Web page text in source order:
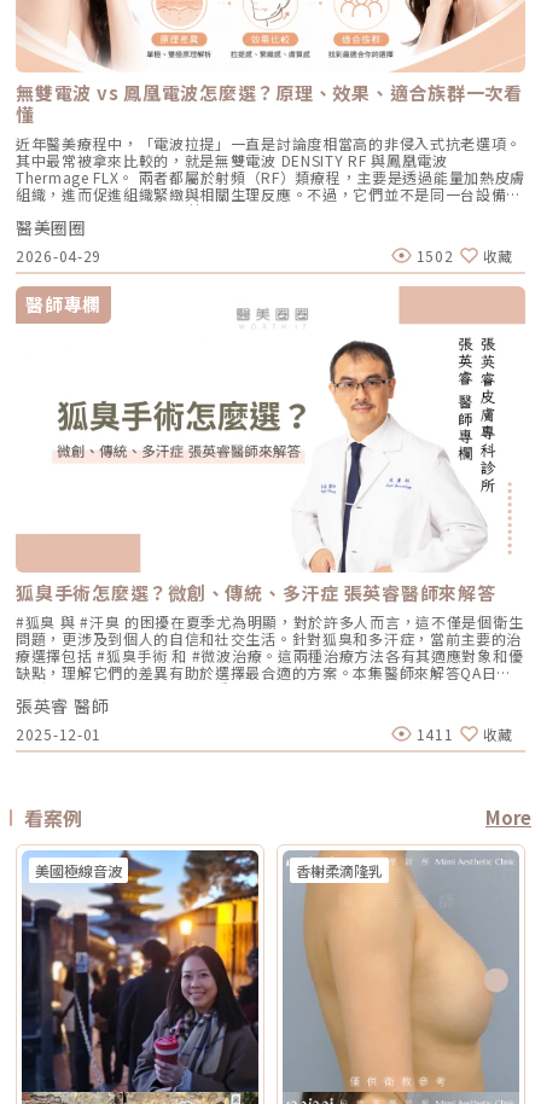
難：任憑痘痘反覆肆虐，或是無奈忍受口服藥物的強烈副作用。隨著 2026
年新一代抗痘武器AviClear 戰痘雷射（1726nm）問世，無疑為醫學美容界
與深受痘痘困擾的患者，提供了一個全新、安全且具備極長效性的無藥物解
答。它成功將抗痘戰場，從伴隨負擔的全身性藥物代謝，精準轉移至局部的
皮脂腺控制，從源頭阻斷致痘環境。如果你也厭倦了反覆擦藥、吃藥的無盡
輪迴，渴望重新擁有一張清爽、穩定、不易泛油光的健康臉龐，建議尋求專
業醫師進行完整的膚況評估。透過精準的雷射療程規劃，為自己預約一個遠
離痘疤與油光的全新未來！
為敏感、希望降低反黑風險的族群（實際仍需由醫師評估）。效果與特色：
因為沒有雷射或電波的「熱傷害」，所以術後照顧相對簡單，反黑機率極
低。做完後通常會有 1~3 天的微泛紅，能溫和改善膚質與毛孔細緻度的新
興療程。醫美療程怎麼選？重點大評比為了讓你更清楚怎麼挑選，我們整理
了五大主力療程的比較表：療程後的關鍵：醫美術後保養黃金法則許多人投
入療程本身，卻忽略術後照護的重要性，可能影響修復效果，甚至增加色素
沉澱風險。掌握以下三大原則，有助於穩定膚況並延續療程效果：1. 加強保
濕修護雷射或電波療程後，肌膚屏障暫時較為脆弱，容易出現乾燥與水分流
失。建議選擇成分單純、無香精與酒精的保濕與修護產品（如玻尿酸、神經
醯胺），協助維持肌膚修復所需的穩定環境。2. 落實防曬措施術後肌膚對紫
外線較為敏感，建議使用足夠防曬係數（如 SPF30–50 以上），並搭配帽
子、陽傘等物理性防曬，以降低色素沉澱的風險。3. 避免刺激性保養於恢復
期間內，應暫停使用酸類（如果酸、水楊酸）、A醇、去角質及高刺激性美
白產品。實際恢復時間會依療程種類與個人膚況不同，建議依照醫師指示逐
步恢復日常保養。毛孔粗大常見問題Q&A Q1：做完醫美，毛孔就可以「完
全消失」嗎？ 這是不切實際的期望喔！毛孔是皮膚正常的生理結構，不可
能完全消失不見。醫美療程的目標是讓變大、變形毛孔「縮小、變淺」，讓
肌膚在視覺上達到平滑、細緻的效果，也就是俗稱的「水煮蛋肌」狀態。
Q2：打雷射縮毛孔，皮膚會不會越打越薄？ 正確的雷射治療不但不會讓皮
膚變薄，反而會因為刺激真皮層膠原蛋白新生，讓肌膚變得更厚實、更有彈
性！但前提是「間隔時間要充足」且「能量掌控得當」，過度頻繁的施打才
有可能破壞皮膚屏障。Q3：改善毛孔粗大，通常需要打幾次才有效？ 醫美
不是變魔術，通常需要一個「療程」的規劃。以皮秒雷射或微針電波為例，
通常會建議進行 3~5 次（每次間隔約 4~6 週）為一個完整療程。不過，多
數人在第 2 次治療後，就會感覺到上妝變得服貼、出油量減少的明顯變化
了。Q4：我是容易泛紅的敏感肌或酒糟肌，也能做醫美縮毛孔嗎？需經醫
師審慎評估。敏感肌或酒糟肌因皮膚屏障較脆弱，若在發炎尚未穩定的情況
下進行高能量雷射，可能增加泛紅加劇或刺激反應的風險。因此治療重點通
常會先放在「穩定膚況與降低發炎反應」，並依個別狀況調整可能的誘發因
素。待肌膚穩定後，再由醫師評估選擇較溫和的療程，例如微針類療程或能
量可精準控制的微針電波，以循序漸進方式改善毛孔粗大與膚質細緻度。
Q5：我平常有在擦酸類或A醇縮毛孔，做醫美前後需要停用嗎？建議暫停使
用，但實際時間需依療程種類與個人膚況調整。酸類（如果酸、水楊酸）與
A醇會促進角質代謝，可能在療程前後增加肌膚敏感度，使刺激反應（如泛
紅、乾燥）加劇，並提高色素沉澱的風險。一般常見建議為：療程前約3–7
天暫停使用，術後約1–2週再視肌膚修復狀況逐步恢復。但實際仍應依醫師
評估為準。在停用期間，建議以溫和清潔、加強保濕與修護（如玻尿酸、神
經醯胺等），並落實防曬措施，協助肌膚穩定修復。擺脫毛孔焦慮，找回平
滑自信肌對抗毛孔粗大是一場長期抗戰，它需要你改變不良的生活習慣、建
立正確的居家保養觀念，並適時借助醫美科技的強大力量來突破瓶頸。現在
的醫美技術已經能為各種膚況提供客製化的解決方案，如果不確定自己到底
是屬於哪一種毛孔類型，或者不知道該從哪一個療程下手，建議直接安排時
間到專業的醫美診所進行諮詢。透過醫師的專業評估，甚至搭配高階的肌膚
檢測儀器，才能為你規劃出最精準、最不走冤枉路的縮毛孔計畫！★溫馨提
也降低出現過度刺激或色素反應的可能性。透過這三項核心技術的搭配，
Reepot 不只是單純「把斑點打掉」，而是以更安全、更穩定的方式改善色
素問題，也更符合現代人對於恢復期短、風險低的期待。Reepot 為何能將
斑點一撕即除？人工皮代謝讓改善更有感為什麼 Reepot 能做到治療後「撕
除人工皮時同步帶走斑點」？這與它的能量作用與術後設計密切相關。
Reepot 透過 532 nm 能量搭配冷剝離技術，使表層黑色素逐漸被帶向角質
層；治療後覆蓋的人工皮則提供穩定、封閉式的修復環境，讓色素在代謝期
間被更完整地固定在表皮。當人工皮在回診時由專業人員取下，老化角質連
同部分色素會一併脫落，因此能呈現出「一撕即除」的改善效果。以冷卻保
護與機械式震動相結合的方式，讓斑點代謝更有感，也讓治療成果更直觀。
誰適合做 Reepot？讓你一眼就能找到自己的定位Reepot 特別適合以下肌
膚需求： 曬斑、雀斑、老人斑、顴骨母斑 膚色暗沉不均，看起來不夠乾淨
做過除斑，但怕反黑、怕紅腫 希望治療後恢復期短、隔天能上班 膚質偏薄
或偏敏感，不敢嘗試侵略性太高的治療Reepot AI時光雷射的效果：一次能
改善什麼？以下為臨床上常見改善情況（效果因個人皮膚而異）： 斑點淡
化明顯 膚色提亮、均勻度提升 老人斑變淡、邊界變柔和 妝感變乾淨，妝更
貼更亮 肌膚質地有細緻感Reepot 術後恢復期與照護指南Reepot 最大優勢
之一就是修復期短。常見反應淡淡泛紅：1–3 天斑點結痂／色素加深：3–7
天代謝期：1–2 週術前事項1. 治療部位若有傷口、感染或過敏發炎需等肌膚
恢復後再施作。2. 有心律調節器、光敏感或慢性疾病者需由醫師評估安全
性。3. 孕婦、哺乳者與近期使用光敏藥物者不建議進行光電療程。4. 三個
月內做過深層換膚或磨皮者需與醫師確認治療時機。5. 術前請避免日曬並停
止酸類、去角質與刺激性保養品。這些都有助於減少反黑。術後照護1. 人工
皮需連續貼著約 14 天且不可自行撕除。2. 若人工皮翹起或濕潤可加貼更大
片人工皮加強固定。3. 術後兩週內避免三溫暖、蒸氣、劇烈流汗與飲酒。4.
請按時回診由專業人員移除人工皮並檢查膚況。5. 如出現紅腫、刺癢或滲出
應立即聯絡診所處理。6. 色素代謝期間避免使用磨砂、卸妝棉與去角質產
品。7. 修復期需加強保濕並確實做好防曬。Reepot 的優勢到底在哪？與傳
準 舒適度 熱感明顯，需敷麻 即時冷卻系統，可不需敷麻 反黑風險 較高 較
理多種斑點 療程次數 修復期 可能需多次，修復期較長 單次有感改善、修復
期更短 適合性 適合多數色斑但風險略高 適合希望快速、低風險改善的族群
Reepot AI時光雷射禁忌症以下情況在接受 Reepot 治療時需特別注意，需
由醫療人員審慎評估：1. 具有光敏感體質或正在使用感光藥物者若皮膚對光
線反應特別強烈，或正在使用會增加光敏性的藥物，治療後發生刺激或色素
反應的風險較高。2. 三個月內曾使用口服 A 酸A 酸會影響皮膚角質更新與
修復速度，使治療後的反應加劇，因此仿單建議需完全停藥至少三個月。3.
最近三到六個月內接受過填補注射包括玻尿酸、洢蓮絲、舒顏萃等填充劑，
為避免能量影響填充物穩定性，需由醫療人員評估治療時機。4. 三個月內接
受過磨皮或其他侵入性治療若表皮尚未完全恢復，過早進行雷射可能造成過
度刺激或延長恢復期。5. 懷孕與哺乳期間仿單中明確列為需避免的狀況，主
要基於安全性與荷爾蒙變動的不確定性雖然非侵入性，但仍建議暫緩治療。
八歲者不建議未成年人接受此類治療，除非有醫療必要且經監護人與專業醫
雷射有什麼最大差別？Reepot 的能量作用以機械式震動為主，而非傳統以
熱破壞色素為核心的方式，因此對周邊組織較為溫和，修復期相對短。搭配
AI 智慧影像分析與低溫保護，可讓能量更集中在斑點本身，減少熱擴散造成
的紅腫或反黑風險。對於需要更加精準、可控的淺層色素改善者，是較新的
治療選擇。Q2：一次療程能看到效果嗎？需要做幾次比較理想？淺層曬
斑、雀斑在單次治療後多半能看到初步變化；但深層或混合型色素通常需要
多次治療，效果會以「循序淡化」的方式呈現。實際次數與間隔仍須依個人
膚況並由醫師評估調整。Q3：Reepot 是否有反黑風險？術後該注意什麼？
任何除斑型雷射都可能有反黑風險，但 Reepot 因熱傷害較低、加上冷卻系
統保護，發生率較低。術後的關鍵在於防曬和保濕，尤其治療後一週避免曝
曬、蒸氣、刺激性保養品。若依照術後指示照護，能大幅降低色素反應的機
會。Q4：敏感肌或薄皮膚適合做 Reepot 嗎？Reepot 的能量模式相對溫
和，加上冷卻保護，對敏感肌而言較為友善。但敏感肌的特性是屏障本身不
穩定，因此治療前仍需要專業檢視膚況，若正處於發炎、乾裂或紅敏期，建
議先穩定皮膚後再安排療程。Q5：做 Reepot 之後多久可以搭配其他醫美
稱包含 HIFU、MFU 或 MFU-V。它的特色是可以把能量聚焦到皮膚深層，形
成一個個熱凝結點，刺激組織收縮與膠原蛋白新生。部分音波療程可透過不
同深度探頭，將能量作用到接近深層支撐結構的位置，例如常被討論的
SMAS 筋膜層。SMAS 是臉部支撐結構的一部分，傳統拉皮手術也會處理這
個層次。音波的概念，就是透過非侵入式方式，把能量送到較深層的支撐結
構，幫助輪廓往上拉。所以音波常見的效果感受包括：下顎線變清楚、嘴邊
肉改善、臉部線條變順、雙下巴或下半臉鬆垂感變少。如果你的困擾不是細
紋，而是「臉往下掉」、「輪廓線越來越模糊」、「拍照時下半臉變重」，
音波通常會比電波更貼近你的需求。不過音波也不是越深越好、越痛越有
效。不同部位需要不同探頭、不同深度與不同發數，醫師必須依照臉型、脂
肪厚度、骨架與皮膚狀況去規劃。打錯層次、能量過高或發數不合適，都可
能影響效果與安全性。電波、音波、傳統拉皮手術差異表 項目 電波拉提 音
波拉提 傳統拉皮手術 療程原理 使用RF射頻能量，透過熱能刺激膠原蛋白收
縮與新生 使用聚焦式超音波能量，將熱能聚焦到特定深度，刺激組織收縮
與膠原蛋白新生 透過外科手術方式，移除多餘皮膚，並重新拉提、固定鬆
弛組織 作用方向 偏向皮膚緊緻、細紋、膚質與鬆弛感改善 偏向深層支撐、
輪廓拉提、下顎線與嘴邊肉改善 偏向明顯鬆弛、下垂組織與多餘皮膚的結
構性改善 常見作用層次 真皮層、皮下組織，依儀器與能量設定不同 真皮
層、皮下組織、筋膜層等不同深度，依探頭與機型不同 皮膚、皮下組織、
肉、下顎線模糊、臉部下垂感 改善明顯鬆弛、下垂與多餘皮膚，拉提幅度
通常較明顯 適合對象 皮膚開始鬆、細紋變多、毛孔或膚質變粗、想讓臉看
起來更緊緻的人 輪廓開始下垂、嘴邊肉明顯、下顎線不清楚、下半臉變重
型、能量與個人耐受度，可能不需麻醉或搭配舒緩方式 通常需要局部麻
上，依手術範圍與複雜度不同 修復期 多數人修復期短，可能有暫時泛紅、
長，可能有腫脹、瘀青、傷口照護與拆線需求 效果出現時間 部分人術後先
有緊實感，完整效果通常隨膠原蛋白新生逐漸出現 部分人術後有緊繃感，
拉提效果通常會在數週至數月逐漸明顯 術後消腫後逐漸看出效果，完整自
然度需等待恢復期 維持時間 約1年至1年半以上，依個人體質、老化速度與
保養而定 約1年至1年半以上，依個人體質、發數、能量與保養而定 通常可
維持數年，但仍會隨年齡與老化速度改變 優點 非侵入式、修復期短、膚質
與緊緻感改善自然 非侵入式、修復期短、對輪廓線與深層支撐較有針對性
膚，改善幅度有限 對膚質、毛孔、細紋的改善不一定比電波明顯 需開刀、
有傷口與恢復期，風險與費用通常較高 電波音波哪個好？不要只問哪個
強，要問哪個適合你很多人會問：「電波跟音波哪個效果比較好？」但這個
問題其實很容易問錯方向。因為電波和音波不是同一種東西，它們就像健身
可以優先評估音波。 如果同時有鬆和垂：可以和醫師討論電音波搭配。這
也是為什麼現在很多醫師會用「複合式療程」來做規劃。不是每個人都只需
要一種療程，而是要看老化主要發生在哪一層，再決定適合電波、音波，還
是兩者搭配。電波音波可以一起打嗎？可以，但不是每個人都一定需要。電
波和音波作用原理不同，所以在醫師評估下，兩者確實可以搭配。常見做法
是用音波處理深層輪廓拉提，再用電波改善皮膚緊緻與膚質鬆弛，讓效果更
全面。不過，電音波不是「全部打越多越好」。發數、能量、施作順序、間
隔時間，都需要依照個人臉部條件設計。如果臉部脂肪偏少、皮膚偏薄、曾
做過其他療程，或是近期剛打過針劑，更要讓醫師完整評估，避免過度治
療。做電波音波前，要注意哪些事？第一，先判斷自己是哪一種老化問題在
選電波或音波前，先不要急著問「哪個比較好」，而是要先看自己的老化問
題屬於哪一種。臉部老化常見可分成四大類：組織鬆弛下垂、結構性凹陷、
皺紋形成、膚質老化。電波和音波主要處理的是「鬆弛與下垂」這一類問
題。電波偏向改善皮膚鬆弛、細紋與緊緻度；音波偏向改善輪廓下垂、嘴邊
肉與下顎線模糊。但如果是太陽穴凹陷、淚溝、臉頰凹陷這類結構性凹陷，
或是斑點、色素沉澱這類膚質問題，單靠電波或音波不一定能解決，需要搭
配其他療程評估。第二，不要只看價格，更要看療程規劃是否合理電波音波
的價格會受到儀器種類、探頭、發數、施作部位、能量設定與診所規劃影
無雙電波 vs 鳳凰電波怎麼選？原理、效果、適合族群一次看
懂
近年醫美療程中，「電波拉提」一直是討論度相當高的非侵入式抗老選項。
其中最常被拿來比較的，就是無雙電波 DENSITY RF 與鳳凰電波
Thermage FLX。 兩者都屬於射頻（RF）類療程，主要是透過能量加熱皮膚
組織，進而促進組織緊緻與相關生理反應。不過，它們並不是同一台設備，
也不只是名稱不同而已。 簡單來說： 鳳凰電波較常被用於輪廓緊緻與拉提
需求，屬於單極射頻應用的代表療程； 無雙電波則為結合單極與雙極射頻
的複合式電波療程，常被用於同時兼顧緊緻與膚質改善。 根據原廠資料，
Thermage 為非侵入式射頻療程，可應用於肌膚緊緻與平滑需求；而
DENSITY 則採用單極與雙極射頻能量，可作用於不同皮膚層次。 這也是為
什麼許多人在選擇療程時會產生疑問： 我需要的是「輪廓拉提」，還是
「膚質細緻」？ 我適合鳳凰電波，還是無雙電波？ 兩者是否可以搭配施
作？ 以下將用較好理解的方式，帶你一次釐清兩者差異。什麼是鳳凰電波
Thermage FLX？鳳凰電波的正式名稱是 Thermage FLX，為台灣索塔
SoltaTaiwan Limited旗下的射頻設備。根據台灣原廠資料，Thermage
FLX 採用單極電容耦合射頻技術。所謂「電容耦合」，簡單來說就是能量透
過皮膚表面傳導進入皮膚內部，無需破壞皮膚結構。它的特色是「單極電
波」。是能將熱能傳遞到較深層的皮膚組織，形成較廣泛的容積式加熱。一
般民眾常聽到的「電波拉提」、「緊緻輪廓」、「改善鬆弛」，多半就是從
這類療程概念延伸而來。由於屬於非侵入式，不需要手術或注射，且通常恢
復期較短；效果可能在療程後逐漸顯現，並隨著時間持續變化。鳳凰電波適
合施打族群鳳凰電波比較常被期待用在以下需求： 臉部鬆弛感 下顎線不清
楚 嘴邊肉或輪廓線變模糊 眼周細紋與鬆弛 身體局部肌膚鬆弛 常被作為年度
型保養選項之一不過要特別注意，任何非侵入式儀器療程都不是拉皮手術，
也不是填充療程。它比較適合用來改善輕度到中度鬆弛，若已經有明顯皮膚
下垂、脂肪位移或組織支撐不足，仍需要由專業醫師評估是否需搭配其他療
程。什麼是DENSITY RF無雙電波 ？無雙電波的英文名稱為 DENSITY，由
Jeisys Medical 推出。根據 DENSITY 官方資料，這套系統使用單極與雙極
高頻能量，可將能量傳遞到淺層與深層皮膚組織。它和傳統單一電波不同的
地方，在於它主打「單極 + 雙極」的複合式能量設計。單極偏向較深層作
用，雙極則偏向較表層、較集中，因此在療程定位上，無雙電波常被形容為
兼顧： 深層緊緻 淺層膚質 細紋改善 毛孔與光澤感 整體肌膚精緻度
DENSITY 採用 sequential monopolar + bipolar RF，也就是序列式單極
與雙極射頻能量，並搭配冷卻與即時阻抗校準等設計。無雙電波適合施打族
群無雙電波常被期待用在以下族群： 臉沒有嚴重鬆弛，但開始覺得輪廓不
夠緊 膚質變粗、毛孔變明顯 乾燥細紋、光澤感下降 想做電波，但怕疼痛感
太強 想要自然型、精緻型保養 希望同時處理緊緻與膚質所以如果說鳳凰電
波比較偏「輪廓拉提主力」，無雙電波就比較像「緊緻 + 膚質管理」的複合
容積式加熱 療程定位 膚質、細緻、緊緻並重 輪廓、拉提、緊實為主 適合族
冷卻技術 五階七段冷卻系統 分段噴灑冷媒 探頭 雅典娜探頭：臉部 宙斯探
頭：身體 愛神探頭：眼周 紫鑽探頭：臉/四肢 碧眼探頭：眼周 藍鑽探頭：
臉/四肢 黃金探頭：身體 疼痛感 多數定位為較舒適型 但仍因人而異 感受通
常較明顯，但依能量、部位與個人耐受度不同 常見效果感受 膚質變細、臉
部較緊 光澤提升 輪廓變緊、線條感改善 適合重點 想變精緻、自然、保養型
想加強緊緻、抗老、輪廓型 原理差異：單極、雙極到底是什麼？很多人看
到「單極」、「雙極」會覺得很難懂，其實可以用生活化的方式理解。單極
電波：像是把熱能傳遞到較深、較廣的範圍，主要作用於較深層皮膚組織
（以真皮層為主），常被用於緊緻與支撐感相關需求。鳳凰電波即屬於單極
射頻應用。雙極電波：則是將能量集中在兩個電極之間，作用範圍相對較
淺，較常被用於膚質細緻、表層改善等需求。無雙電波的特色，在於將單極
與雙極兩種模式結合於同一療程設計中。根據官方資料，DENSITY 可透過
不同射頻模式，將能量分別作用於深層與淺層皮膚。因此，兩者並不是「誰
比較高級」，而是設計邏輯不同。若主要需求為輪廓拉提與緊緻，單極射頻
為主的療程通常較符合需求；若希望同時兼顧膚質細緻與輕度緊緻，複合式
醫美圈圈
2026-04-29 1502 收藏
醫師專欄
狐臭手術怎麼選？微創、傳統、多汗症 張英睿醫師來解答
#狐臭 與 #汗臭 的困擾在夏季尤為明顯，對於許多人而言，這不僅是個衛生
問題，更涉及到個人的自信和社交生活。針對狐臭和多汗症，當前主要的治
療選擇包括 #狐臭手術 和 #微波治療。這兩種治療方法各有其適應對象和優
缺點，理解它們的差異有助於選擇最合適的方案。本集醫師來解答QA日常
生活中該如何減少體味產生？重點摘要：00:00 開場00:05 微創旋轉刮刀狐
臭手術與傳統狐臭手術法之比較00:40 狐臭手術治療效果如何？01:55 狐臭
和多汗我都有，但我能使用狐臭手術嗎？02:33 狐臭治療建議幾歲開始做？
03:08 微波治療後汗水會跑到其他部位嗎？04:21 日常生活中該如何減少體
味產生？張英睿皮膚專科診所官網 : http://www.skinbook.com.tw/張英
https://www.instagram.com/drdeungskinclinic/張英睿皮膚專科診所地
址：新北市板橋區文化路一段118號電話：(02)-2250-6065LINE：
@xat.0000195926.1nzhttps://page.line.me/xat.0000195926.1nz?
openQrModal=true
張英睿 醫師
2025-12-01 1411 收藏
看案例 More
美國極線音波 香榭柔滴隆乳